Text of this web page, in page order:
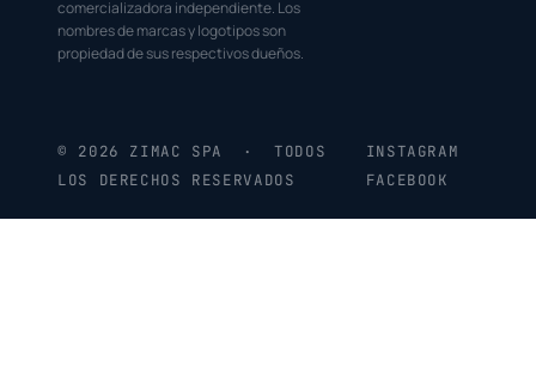
comercializadora independiente. Los
nombres de marcas y logotipos son
propiedad de sus respectivos dueños.
© 2026 ZIMAC SPA · TODOS
LOS DERECHOS RESERVADOS
INSTAGRAM
FACEBOOK